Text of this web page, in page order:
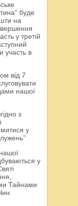
буде
на
у третій
участь в
від 7
нашої
з
у
у
Тайнами